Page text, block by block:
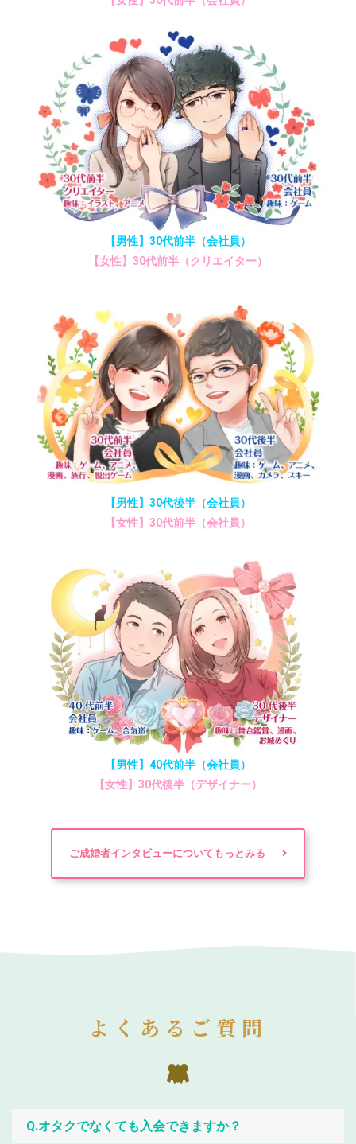
【男性】30代前半（会社員）
【女性】30代前半（クリエイター）
【男性】30代後半（会社員）
【女性】30代前半（会社員）
【男性】40代前半（会社員）
【女性】30代後半（デザイナー）
ご成婚者インタビューについてもっとみる
よくあるご質問
Q.オタクでなくても入会できますか？